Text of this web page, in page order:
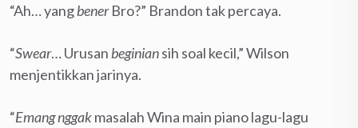
“Ah… yangbenerBro?” Brandon tak percaya.
“Swear… Urusan beginiansih soal kecil,” Wilson
menjentikkan jarinya.
“Emang nggakmasalah Wina main piano lagu-lagu